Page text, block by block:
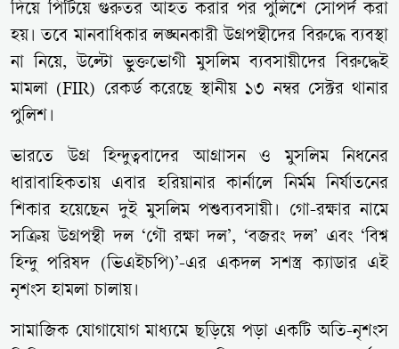
দিয়ে পিটিয়ে গুরুতর আহত করার পর পুলিশে সোপর্দ করা
হয়। তবে মানবাধিকার লঙ্ঘনকারী উগ্রপন্থীদের বিরুদ্ধে ব্যবস্থা
না নিয়ে, উল্টো ভুক্তভোগী মুসলিম ব্যবসায়ীদের বিরুদ্ধেই
মামলা (FIR) রেকর্ড করেছে স্থানীয় ১৩ নম্বর সেক্টর থানার
পুলিশ।
ভারতে উগ্র হিন্দুত্ববাদের আগ্রাসন ও মুসলিম নিধনের
ধারাবাহিকতায় এবার হরিয়ানার কার্নালে নির্মম নির্যাতনের
শিকার হয়েছেন দুই মুসলিম পশুব্যবসায়ী। গো-রক্ষার নামে
সক্রিয় উগ্রপন্থী দল ‘গৌ রক্ষা দল’, ‘বজরং দল’ এবং ‘বিশ্ব
হিন্দু পরিষদ (ভিএইচপি)’-এর একদল সশস্ত্র ক্যাডার এই
নৃশংস হামলা চালায়।
সামাজিক যোগাযোগ মাধ্যমে ছড়িয়ে পড়া একটি অতি-নৃশংস